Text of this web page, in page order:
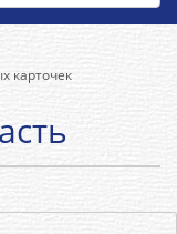
карточек